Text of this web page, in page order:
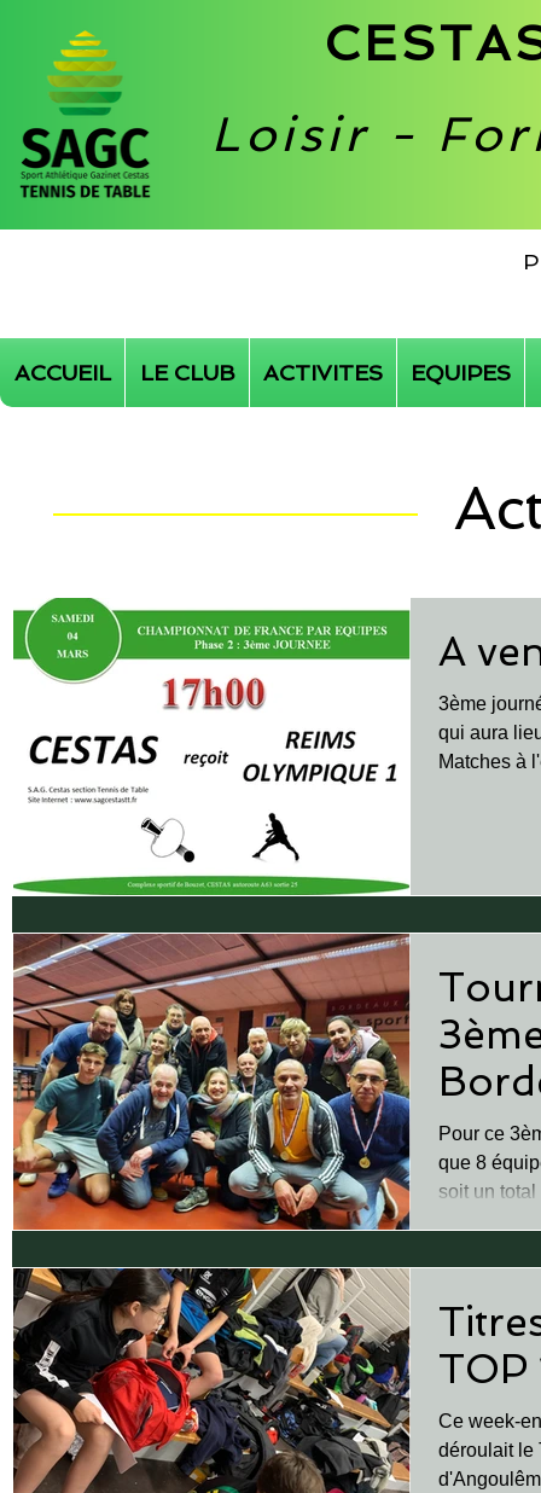
Loisir -
ACCUEIL LE CLUB ACTIVITES EQUIPES
A
3ème
qui aura
Matches à l'extérieur :
Pour ce
que 8
soit un
TOP
Ce week-
déroulait le